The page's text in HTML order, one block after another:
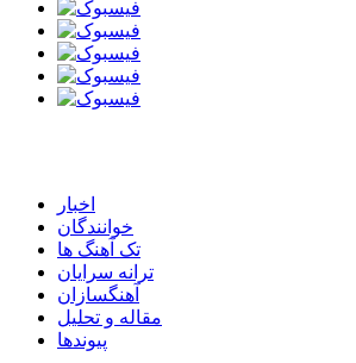
اخبار
خوانندگان
تک آهنگ ها
ترانه سرایان
آهنگسازان
مقاله و تحلیل
پیوندها